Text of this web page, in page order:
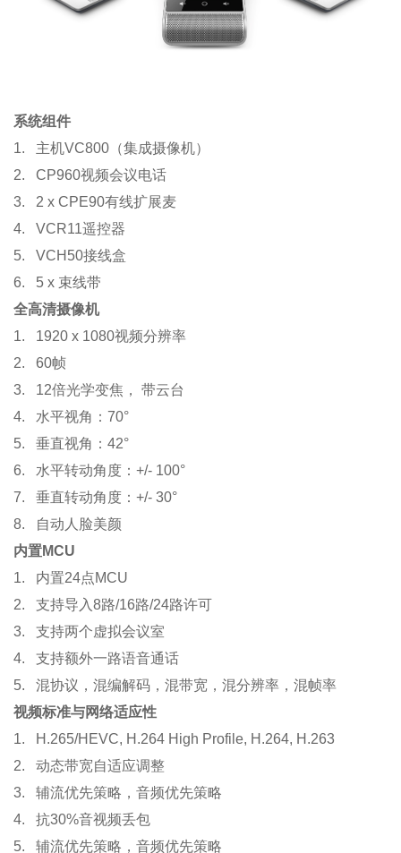
系统组件
1. 主机VC800（集成摄像机）
2. CP960视频会议电话
3. 2 x CPE90有线扩展麦
4. VCR11遥控器
5. VCH50接线盒
6. 5 x 束线带
全高清摄像机
1. 1920 x 1080视频分辨率
2. 60帧
3. 12倍光学变焦， 带云台
4. 水平视角：70°
5. 垂直视角：42°
6. 水平转动角度：+/- 100°
7. 垂直转动角度：+/- 30°
8. 自动人脸美颜
内置MCU
1. 内置24点MCU
2. 支持导入8路/16路/24路许可
3. 支持两个虚拟会议室
4. 支持额外一路语音通话
5. 混协议，混编解码，混带宽，混分辨率，混帧率
视频标准与网络适应性
1. H.265/HEVC, H.264 High Profile, H.264, H.263
2. 动态带宽自适应调整
3. 辅流优先策略，音频优先策略
4. 抗30%音视频丢包
5. 辅流优先策略，音频优先策略